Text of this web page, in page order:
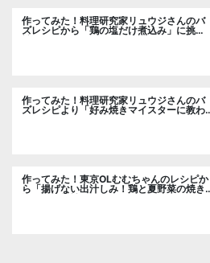
作ってみた！料理研究家リュウジさんのバ
ズレシピから「鶏の塩だけ煮込み」に挑
作ってみた！料理研究家リュウジさんのバ
ズレシピより「好み焼きマイスターに教わ
作ってみた！東京OLむむちゃんのレシピか
ら「揚げない出汁しみ！鶏と夏野菜の焼き